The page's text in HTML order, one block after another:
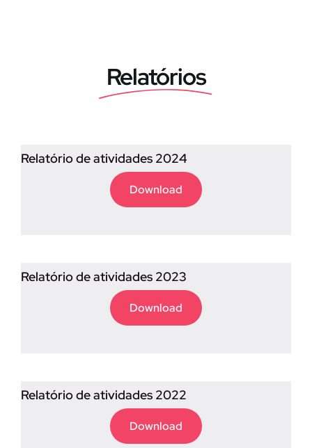
Relatórios
Relatório de atividades 2024
Download
Relatório de atividades 2023
Download
Relatório de atividades 2022
Download